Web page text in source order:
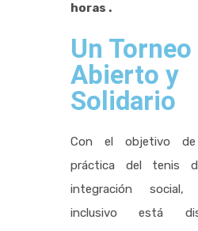
horas .
Un Torneo
Abierto y
Solidario
Con el objetivo
práctica del tenis
integración
inclusivo está